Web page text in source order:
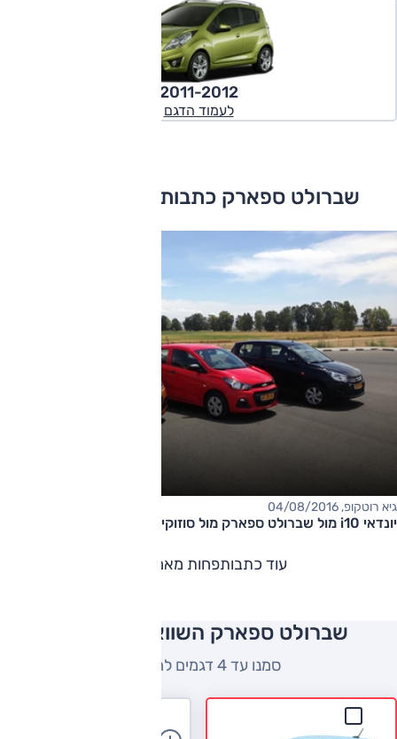
2011-2012
לעמוד הדגם
שברולט ספארק כתבות ומבחני דרכים
גיא רוטקופ, 04/08/2016
יונדאי i10 מול שברולט ספארק מול סוזוקי סלריו - מבחן דרכים
עוד כתבותפחות מאמרים
שברולט ספארק השוואה למתחרים
סמנו עד 4 דגמים להשוואה